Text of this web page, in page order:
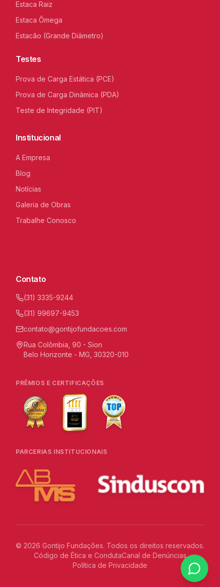
Estaca Raiz
Estaca Ômega
Estacão (Grande Diâmetro)
Testes
Prova de Carga Estática (PCE)
Prova de Carga Dinâmica (PDA)
Teste de Integridade (PIT)
Institucional
A Empresa
Blog
Notícias
Galeria de Obras
Trabalhe Conosco
Contato
(31) 3335-9244
(31) 99697-9453
contato@gontijofundacoes.com
Rua Colômbia, 90 - Sion
Belo Horizonte - MG, 30320-010
PRÊMIOS E CERTIFICAÇÕES
PARCERIAS INSTITUCIONAIS
© 2026 Gontijo Fundações. Todos os direitos reservados.
Código de Ética e CondutaCanal de Denúncias
Política de Privacidade